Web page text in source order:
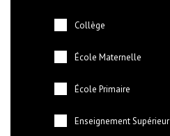
Collège
École Maternelle
École Primaire
Enseignement Supérieur